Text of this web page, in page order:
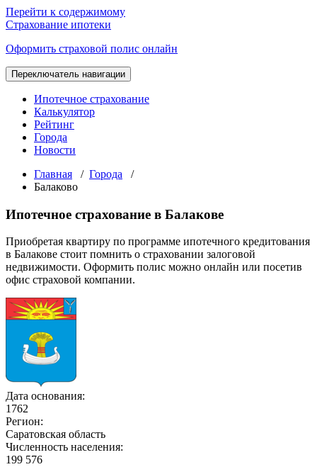
Перейти к содержимому
Страхование ипотеки
Оформить страховой полис онлайн
Переключатель навигации
Ипотечное страхование
Калькулятор
Рейтинг
Города
Новости
Главная / Города /
Балаково
Ипотечное страхование в Балакове
Приобретая квартиру по программе ипотечного кредитования
в Балакове стоит помнить о страховании залоговой
недвижимости. Оформить полис можно онлайн или посетив
офис страховой компании.
Дата основания:
1762
Регион:
Саратовская область
Численность населения:
199 576